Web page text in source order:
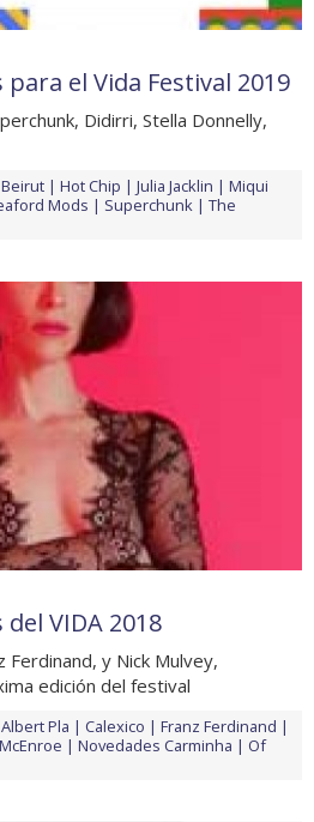
el Vida Festival 2019
Didirri, Stella Donnelly,
Beirut Hot Chip Julia Jacklin
Miqui
Mods Superchunk
The
VIDA 2018
Ferdinand, y Nick Mulvey,
edición del festival
Albert Pla Calexico
Franz Ferdinand
McEnroe Novedades Carminha
Of